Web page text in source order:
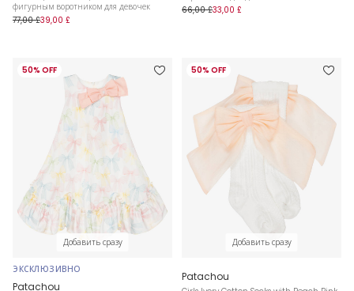
фигурным воротником для девочек
77,00 £39,00 £
66,00 £33,00 £
50% OFF
Добавить сразу
ЭКСКЛЮЗИВНО
Patachou
50% OFF
Добавить сразу
Patachou